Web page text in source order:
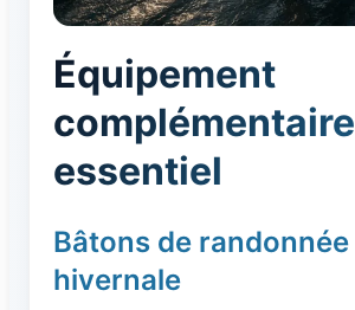
Équipement
complémentaire
essentiel
Bâtons de randonnée
hivernale